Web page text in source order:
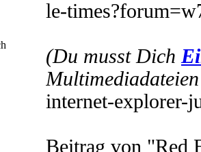
le-
(Du musst Dich
internet-explorer-
Beitrag von "Red